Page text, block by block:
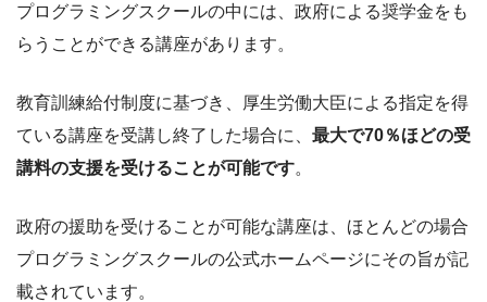
プログラミングスクールの中には、政府による奨学金をも
らうことができる講座があります。
教育訓練給付制度に基づき、厚生労働大臣による指定を得
ている講座を受講し終了した場合に、 最大で70％ほどの受
講料の支援を受けることが可能です。
政府の援助を受けることが可能な講座は、ほとんどの場合
プログラミングスクールの公式ホームページにその旨が記
載されています。